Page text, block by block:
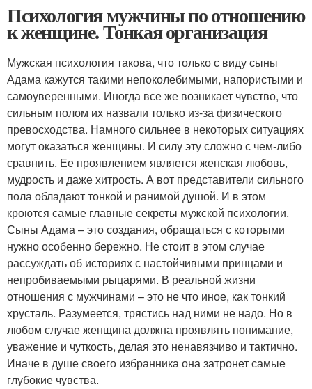
Психология мужчины по отношению
к женщине. Тонкая организация
Мужская психология такова, что только с виду сыны
Адама кажутся такими непоколебимыми, напористыми и
самоуверенными. Иногда все же возникает чувство, что
сильным полом их назвали только из-за физического
превосходства. Намного сильнее в некоторых ситуациях
могут оказаться женщины. И силу эту сложно с чем-либо
сравнить. Ее проявлением является женская любовь,
мудрость и даже хитрость. А вот представители сильного
пола обладают тонкой и ранимой душой. И в этом
кроются самые главные секреты мужской психологии.
Сыны Адама – это создания, обращаться с которыми
нужно особенно бережно. Не стоит в этом случае
рассуждать об историях с настойчивыми принцами и
непробиваемыми рыцарями. В реальной жизни
отношения с мужчинами – это не что иное, как тонкий
хрусталь. Разумеется, трястись над ними не надо. Но в
любом случае женщина должна проявлять понимание,
уважение и чуткость, делая это ненавязчиво и тактично.
Иначе в душе своего избранника она затронет самые
глубокие чувства.